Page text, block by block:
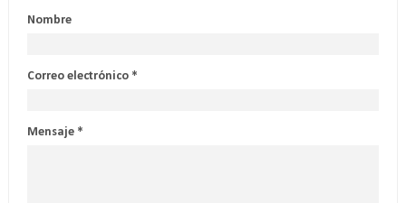
Nombre
Correo electrónico *
Mensaje *